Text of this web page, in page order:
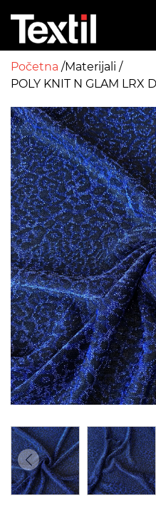
Početna Materijali
POLY KNIT N GLAM LRX